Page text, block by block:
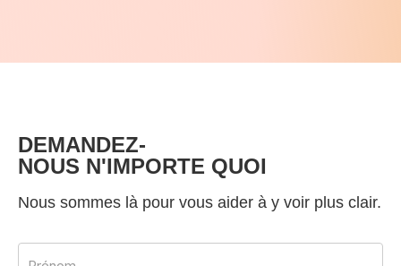
DEMANDEZ-
NOUS N'IMPORTE QUOI
Nous sommes là pour vous aider à y voir plus clair.